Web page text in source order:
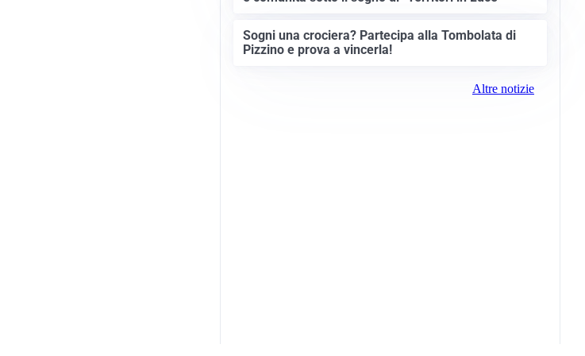
Sogni una crociera? Partecipa alla Tombolata di
Pizzino e prova a vincerla!
Altre notizie